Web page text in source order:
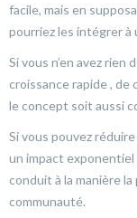
facile, mais en
pourriez les intégrer à
Si vous n’en avez rien
croissance rapide , de
le concept soit aussi
Si vous pouvez
un impact exponentiel
conduit à la manière
communauté.